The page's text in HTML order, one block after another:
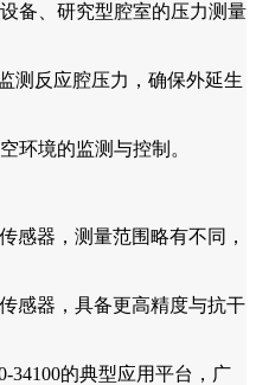
备、研究型腔室的压力测量
测反应腔压力，确保外延生
环境的监测与控制。
感器，测量范围略有不同，
感器，具备更高精度与抗干
34100的典型应用平台，广